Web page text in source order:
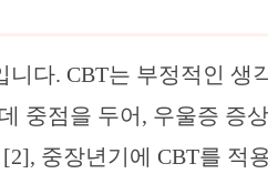
다. CBT는 부정적인 생
중점을 두어, 우울증 증상
중장년기에 CBT를 적